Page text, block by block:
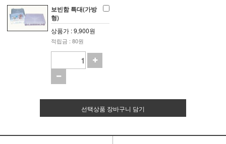
보빈함 특대(가방
형)
상품가 : 9,900원
적립금 : 80원
선택상품 장바구니 담기